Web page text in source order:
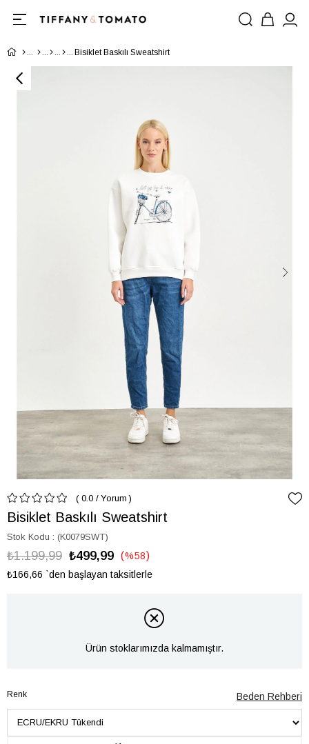
Bisiklet Baskılı Sweatshirt
0.0 / Yorum
Bisiklet Baskılı Sweatshirt
Stok Kodu (K0079SWT)
₺1.199,99 ₺499,99 %58
İndirim
₺166,66 `den başlayan taksitlerle
Ürün stoklarımızda kalmamıştır.
Renk Beden Rehberi